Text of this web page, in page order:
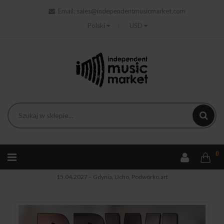
Email:
sales@independentmusicmarket.com
Polski
USD
0
Bilet kolekcjonerski RPWL -
15.04.2027 – Gdynia, Ucho, Podwórko.art